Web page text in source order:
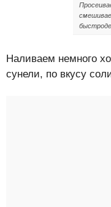
Наливаем немного
сунели, по вкусу